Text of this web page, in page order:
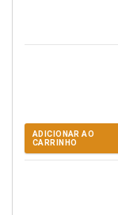
ADICIONAR AO
CARRINHO